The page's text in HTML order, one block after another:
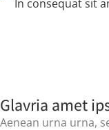
In consequat sit
Glavria amet
Aenean urna urna,